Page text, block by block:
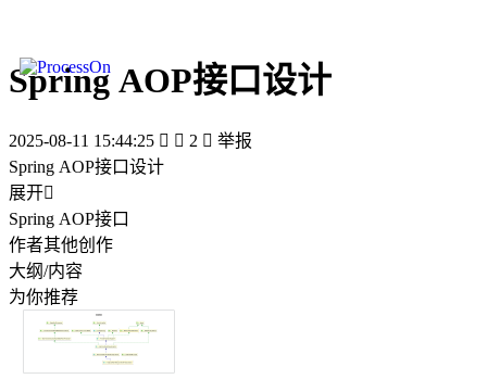
Spring AOP接口设计
2025-08-11 15:44:25   2  举报
Spring AOP接口设计
展开
Spring AOP接口
作者其他创作
大纲/内容
为你推荐